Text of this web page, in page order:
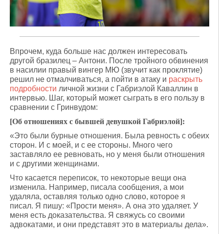
Впрочем, куда больше нас должен интересовать
другой бразилец – Антони. После тройного обвинения
в насилии правый вингер МЮ (звучит как проклятие)
решил не отмалчиваться, а пойти в атаку и раскрыть
подробности личной жизни с Габриэлой Каваллин в
интервью. Шаг, который может сыграть в его пользу в
сравнении с Гринвудом:
[Об отношениях с бывшей девушкой Габриэлой]:
«Это были бурные отношения. Была ревность с обеих
сторон. И с моей, и с ее стороны. Много чего
заставляло ее ревновать, но у меня были отношения
и с другими женщинами.
Что касается переписок, то некоторые вещи она
изменила. Например, писала сообщения, а мои
удаляла, оставляя только одно слово, которое я
писал. Я пишу: «Прости меня». А она это удаляет. У
меня есть доказательства. Я свяжусь со своими
адвокатами, и они представят это в материалы дела».